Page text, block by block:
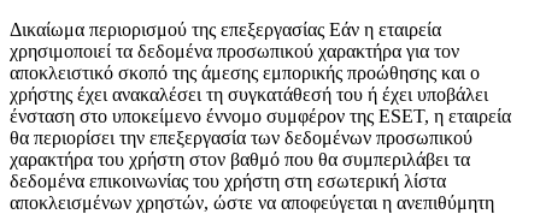
Δικαίωμα περιορισμού της επεξεργασίας Εάν η εταιρεία
χρησιμοποιεί τα δεδομένα προσωπικού χαρακτήρα για τον
αποκλειστικό σκοπό της άμεσης εμπορικής προώθησης και ο
χρήστης έχει ανακαλέσει τη συγκατάθεσή του ή έχει υποβάλει
ένσταση στο υποκείμενο έννομο συμφέρον της ESET, η εταιρεία
θα περιορίσει την επεξεργασία των δεδομένων προσωπικού
χαρακτήρα του χρήστη στον βαθμό που θα συμπεριλάβει τα
δεδομένα επικοινωνίας του χρήστη στη εσωτερική λίστα
αποκλεισμένων χρηστών, ώστε να αποφεύγεται η ανεπιθύμητη